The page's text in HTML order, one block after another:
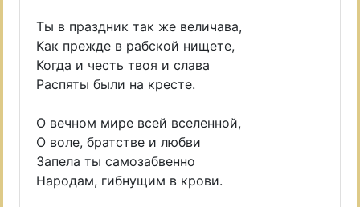
Ты в праздник так же величава,
Как прежде в рабской нищете,
Когда и честь твоя и слава
Распяты были на кресте.
О вечном мире всей вселенной,
О воле, братстве и любви
Запела ты самозабвенно
Народам, гибнущим в крови.